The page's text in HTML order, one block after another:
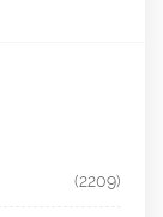
(2209)